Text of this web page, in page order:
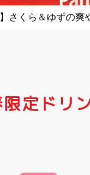
さくら＆ゆずの爽
限定ドリ